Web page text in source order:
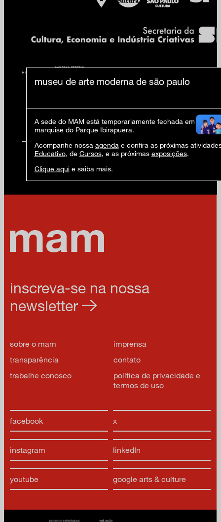
facebook x
instagram linkedIn
youtube google arts & culture
inscreva-se na nossa
newsletter
sobre o mam
imprensa
transparência
contato
trabalhe conosco
política de privacidade e
termos de uso
museu de arte moderna de são paulo
A sede do MAM está temporariamente fechada em virtude
marquise do Parque Ibirapuera.
Acompanhe nossa agenda e confira as próximas
Educativo, de Cursos, e as próximas exposições.
Clique aquie saiba mais.